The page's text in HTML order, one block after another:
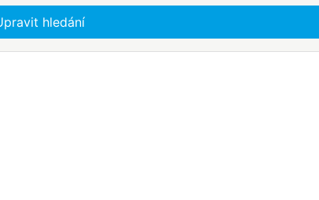
hledání